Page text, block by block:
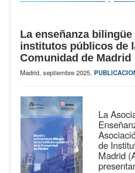
La enseñanza
institutos públicos de
Comunidad de Madrid
Madrid, septiembre 2025.
La
de
Madrid